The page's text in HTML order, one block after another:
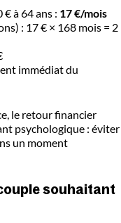
à 64 ans : 17 €/mois
: 17 € × 168 mois = 2
immédiat du
le retour financier
psychologique : éviter
un moment
souhaitant